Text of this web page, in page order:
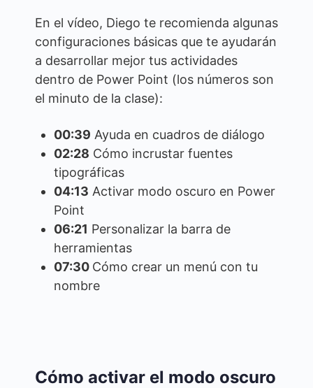
En el vídeo, Diego te recomienda algunas
configuraciones básicas que te ayudarán
a desarrollar mejor tus actividades
dentro de Power Point (los números son
el minuto de la clase):
00:39 Ayuda en cuadros de diálogo
02:28 Cómo incrustar fuentes
tipográficas
04:13 Activar modo oscuro en Power
Point
06:21 Personalizar la barra de
herramientas
07:30 Cómo crear un menú con tu
nombre
Cómo activar el modo oscuro